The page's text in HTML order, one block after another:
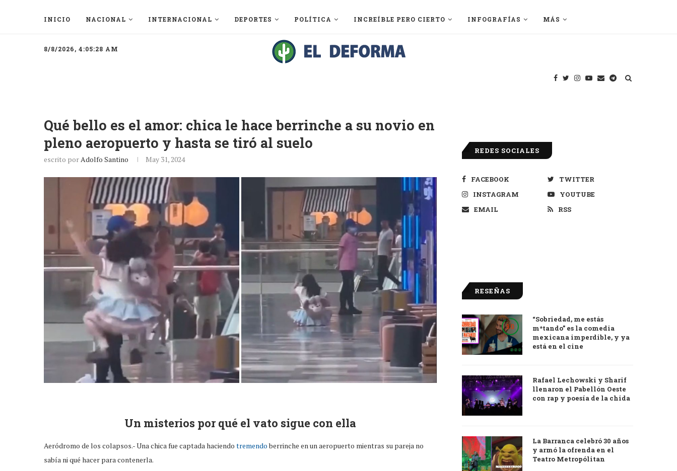
INICIO NACIONAL INTERNACIONAL DEPORTES POLÍTICA INCREÍBLE PERO CIERTO INFOGRAFÍAS MÁS
8/8/2026, 4:05:28 AM
Qué bello es el amor: chica le hace berrinche a su novio en
pleno aeropuerto y hasta se tiró al suelo
escrito porAdolfo Santino May 31, 2024
Un misterios por qué el vato sigue con ella
Aeródromo de los colapsos.- Una chica fue captada haciendo tremendoberrinche en un aeropuerto mientras su pareja no
sabía ni qué hacer para contenerla.
REDES SOCIALES
FACEBOOK
TWITTER
INSTAGRAM
YOUTUBE
EMAIL
RSS
RESEÑAS
9.0
“Sobriedad, me estás
m*tando” es la comedia
mexicana imperdible, y ya
está en el cine
Rafael Lechowski y Sharif
llenaron el Pabellón Oeste
con rap y poesía de la chida
La Barranca celebró 30 años
y armó la ofrenda en el
Teatro Metropólitan